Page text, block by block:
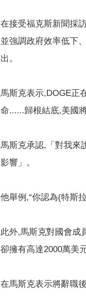
在接受福克斯新聞採
並強調政府效率低下
出。
馬斯克表示,DOGE正
命......歸根結底,美國
馬斯克承認,「對我來
影響」。
他舉例,“你認為(特斯
此外,馬斯克對國會成
卻擁有高達2000萬美
在馬斯克表示將辭職